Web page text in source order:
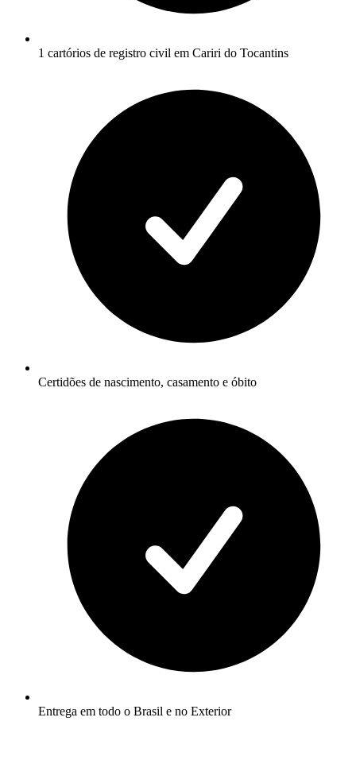
1 cartórios de registro civil em Cariri do Tocantins
Certidões de nascimento, casamento e óbito
Entrega em todo o Brasil e no Exterior